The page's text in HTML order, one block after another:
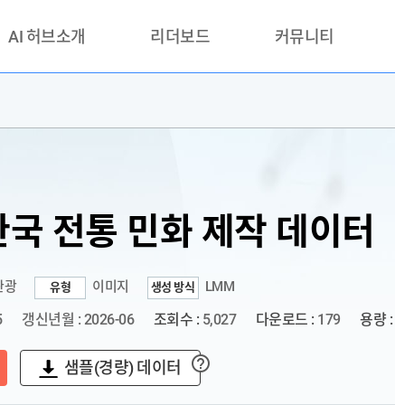
AI 허브소개
존이란?
리더보드 커뮤니티
활용성과 우수사례
국 전통 민화 제작 데이터
광 유형 이미지 생성 방식 LMM
갱신년월 : 2026-06 조회수 : 5,027 다운로드 : 179 용량 :
샘플(경량) 데이터 ?